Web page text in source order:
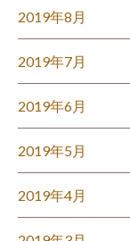
2019年8月
2019年7月
2019年6月
2019年5月
2019年4月